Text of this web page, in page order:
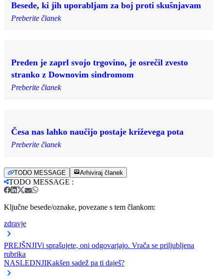
Besede, ki jih uporabljam za boj proti skušnjavam
Preberite članek
Preden je zaprl svojo trgovino, je osrečil zvesto
stranko z Downovim sindromom
Preberite članek
Česa nas lahko naučijo postaje križevega pota
Preberite članek
TODO MESSAGE Arhiviraj članek
TODO MESSAGE :
Ključne besede/oznake, povezane s tem člankom:
zdravje
PREJŠNJIVi sprašujete, oni odgovarjajo. Vrača se priljubljena
rubrika
NASLEDNJIKakšen sadež pa ti daješ?